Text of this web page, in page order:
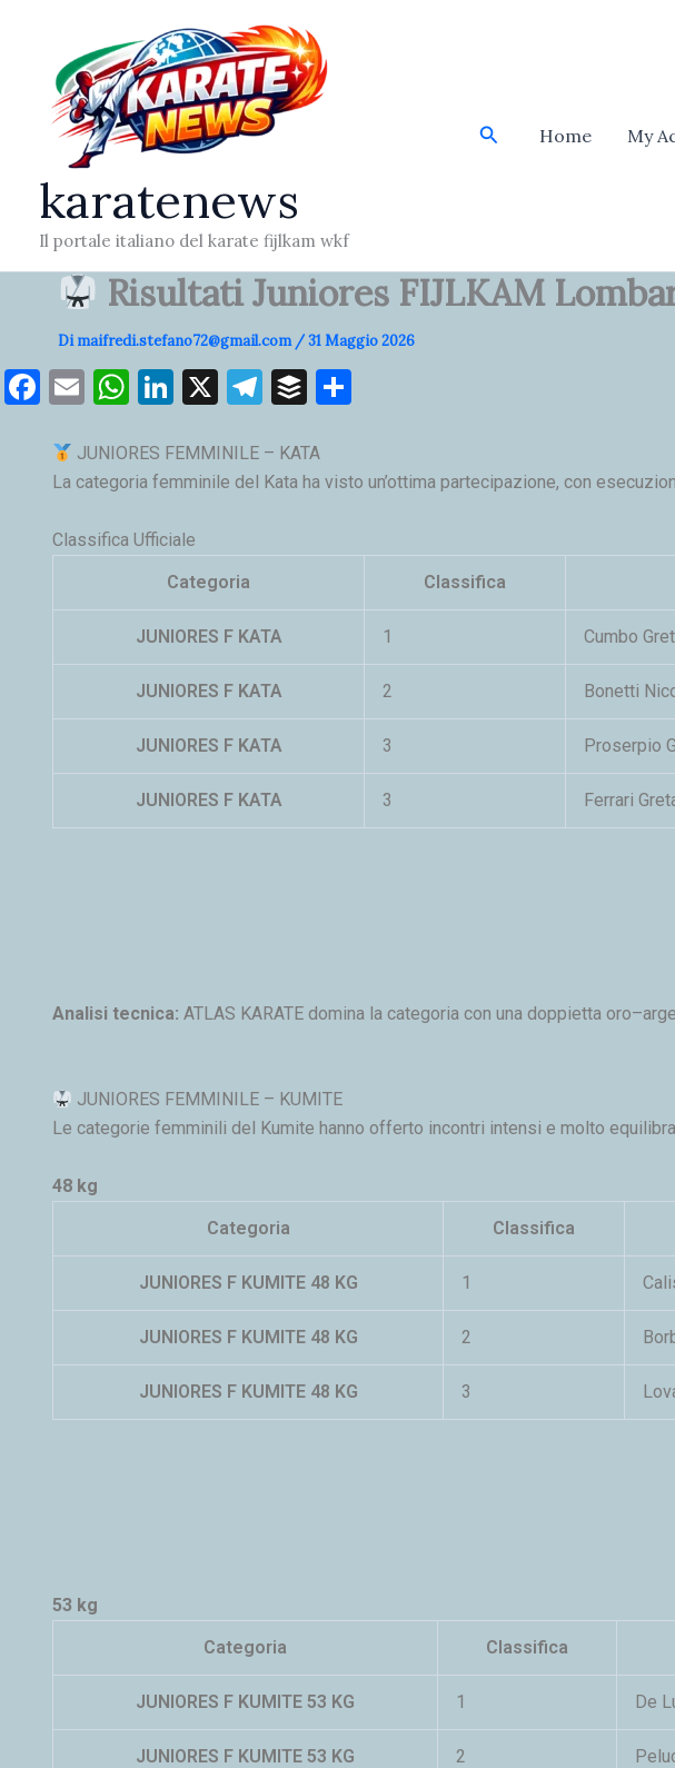
contenuto
karatenews
Il portale italiano del karate fijlkam wkf
Cerca Home My
Risultati Juniores FIJLKAM
Dimaifredi.stefano72@gmail.com /31 Maggio 2026
F
c
e
b
o
o
E
ai
l
W
at
s
A
p
p
Li
k
e
dI
n
X T
e
gr
m
B
fe
r di
di
JUNIORES FEMMINILE – KATA
La categoria femminile del Kata ha visto un’ottima partecipazione, con
Classifica Ufficiale
Categoria
Classifica
JUNIORES F KATA 1 Cumbo
JUNIORES F KATA 2 Bonetti
JUNIORES F KATA 3 Proserpio
JUNIORES F KATA 3 Ferrari
Analisi tecnica: ATLAS KARATE domina la categoria con una doppietta
JUNIORES FEMMINILE – KUMITE
Le categorie femminili del Kumite hanno offerto incontri intensi e molto
48 kg
Categoria
Classifica
JUNIORES F KUMITE 48 KG 1
JUNIORES F KUMITE 48 KG 2
JUNIORES F KUMITE 48 KG 3
53 kg
Categoria
Classifica
JUNIORES F KUMITE 53 KG 1 De
JUNIORES F KUMITE 53 KG 2